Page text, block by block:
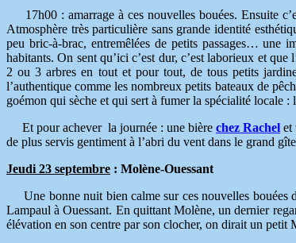
17h00 : amarrage à ces nouvelles bouées. Ensuite
Atmosphère très particulière sans grande identité
peu bric-à-brac, entremêlées de petits passages… une
habitants. On sent qu’ici c’est dur, c’est laborieux et
2 ou 3 arbres en tout et pour tout, de tous petits
l’authentique comme les nombreux petits bateaux de
goémon qui sèche et qui sert à fumer la spécialité locale :
Et pour achever la journée : une bière chez Rachel et
de plus servis gentiment à l’abri du vent dans le grand
Jeudi 23 septembre : Molène-Ouessant
Une bonne nuit bien calme sur ces nouvelles bouées
Lampaul à Ouessant. En quittant Molène, un dernier
élévation en son centre par son clocher, on dirait un